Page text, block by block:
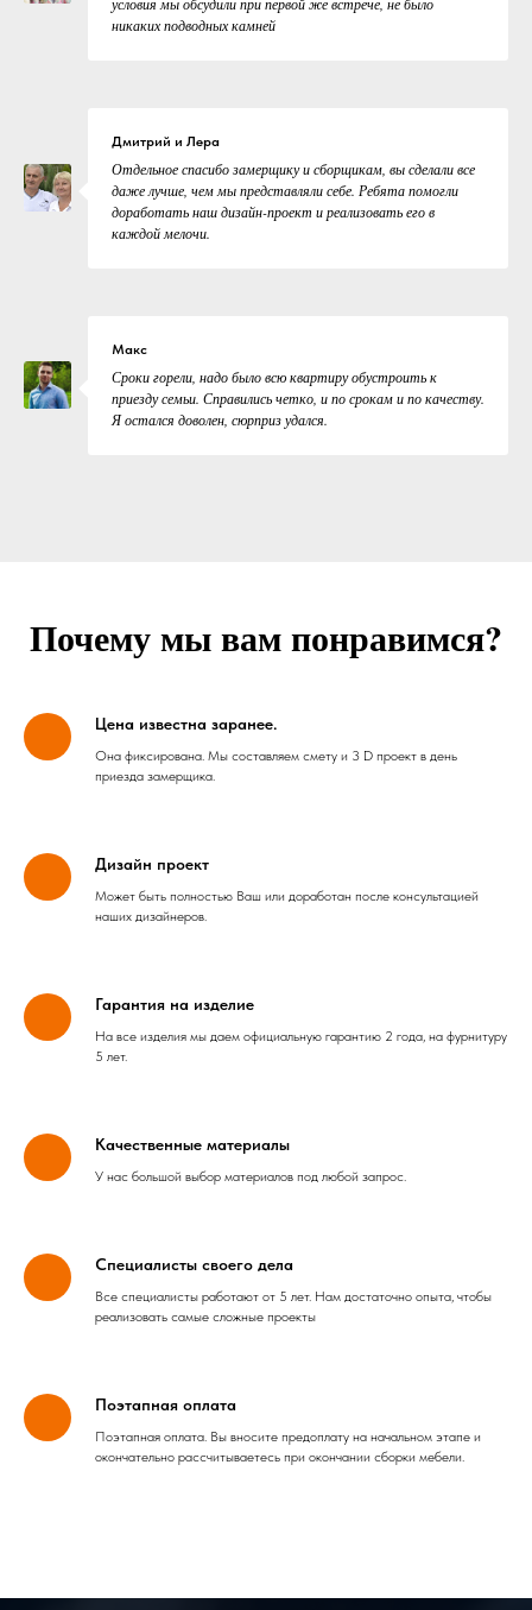
никаких подводных камней
Дмитрий и Лера
Отдельное спасибо замерщику и сборщикам, вы сделали все
даже лучше, чем мы представляли себе. Ребята помогли
доработать наш дизайн-проект и реализовать его в
каждой мелочи.
Макс
Сроки горели, надо было всю квартиру обустроить к
приезду семьи. Справились четко, и по срокам и по качеству.
Я остался доволен, сюрприз удался.
Почему мы вам понравимся?
Цена известна заранее.
Она фиксирована. Мы составляем смету и 3 D проект в день
приезда замерщика.
Дизайн проект
Может быть полностью Ваш или доработан после консультацией
наших дизайнеров.
Гарантия на изделие
На все изделия мы даем официальную гарантию 2 года, на фурнитуру
5 лет.
Качественные материалы
У нас большой выбор материалов под любой запрос.
Специалисты своего дела
Все специалисты работают от 5 лет. Нам достаточно опыта, чтобы
реализовать самые сложные проекты
Поэтапная оплата
Поэтапная оплата. Вы вносите предоплату на начальном этапе и
окончательно рассчитываетесь при окончании сборки мебели.